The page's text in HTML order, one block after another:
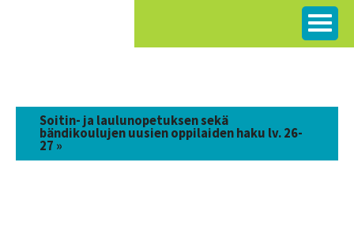
Soitin- ja laulunopetuksen sekä
bändikoulujen uusien oppilaiden haku lv. 26-
27 »